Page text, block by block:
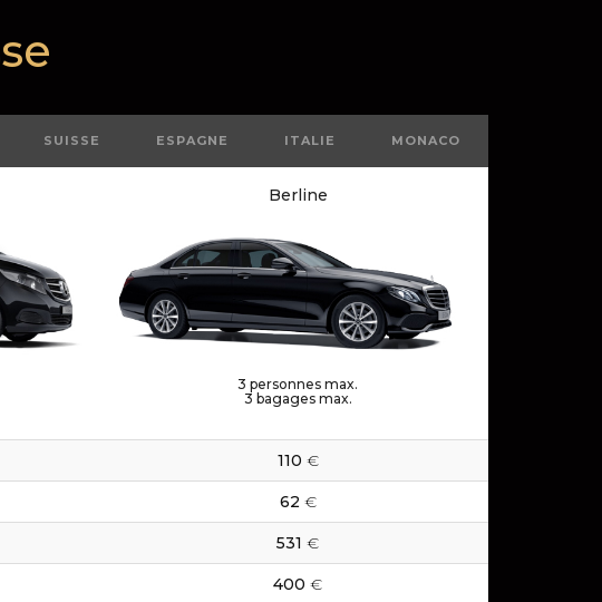
SUISSE ESPAGNE ITALIE MONACO
Berline
3 personnes max.
3 bagages max.
110 €
62 €
531 €
400 €